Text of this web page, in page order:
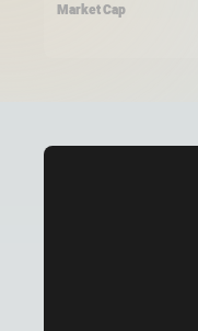
Market Cap